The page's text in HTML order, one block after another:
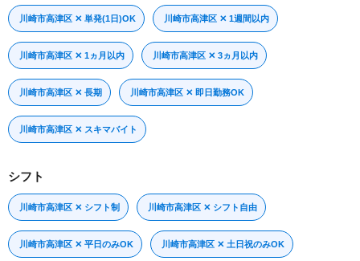
川崎市高津区 ✕ 単発(1日)OK 川崎市高津区 ✕ 1週間以内
川崎市高津区 ✕ 1ヵ月以内 川崎市高津区 ✕ 3ヵ月以内
川崎市高津区 ✕ 長期 川崎市高津区 ✕ 即日勤務OK
川崎市高津区 ✕ スキマバイト
シフト
川崎市高津区 ✕ シフト制 川崎市高津区 ✕ シフト自由
川崎市高津区 ✕ 平日のみOK 川崎市高津区 ✕ 土日祝のみOK